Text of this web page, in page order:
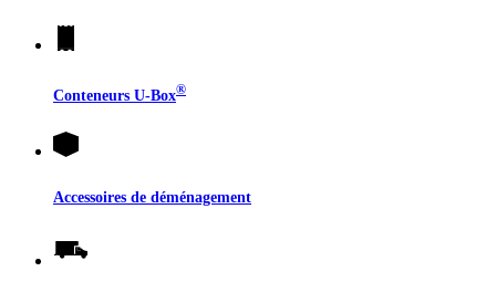
Conteneurs U-Box®
Accessoires de déménagement